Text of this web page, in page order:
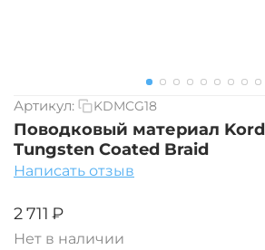
Артикул: KDMCG18
Поводковый материал
Tungsten Coated Braid
Написать отзыв
‍2 711‍ ₽
Нет в наличии